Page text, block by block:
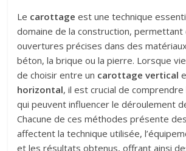
Le carottage est une technique
domaine de la construction,
ouvertures précises dans des
béton, la brique ou la pierre. Lorsque
de choisir entre un carottage vertical
horizontal, il est crucial de
qui peuvent influencer le déroulement
Chacune de ces méthodes présente
affectent la technique utilisée,
et les résultats obtenus, offrant ainsi